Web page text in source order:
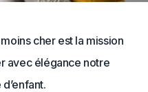
cher est la mission
avec élégance notre